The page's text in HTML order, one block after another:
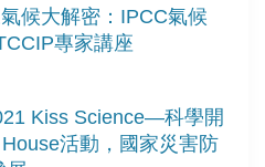
候大解密：IPCC氣候
專家講座
Kiss Science—科學開
活動，國家災害防